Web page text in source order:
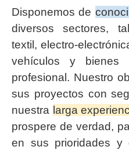
Disponemos de
diversos sectores,
textil, electro-
vehículos y
profesional. Nuestro
sus proyectos con
nuestra larga
prospere de verdad,
en sus prioridades y